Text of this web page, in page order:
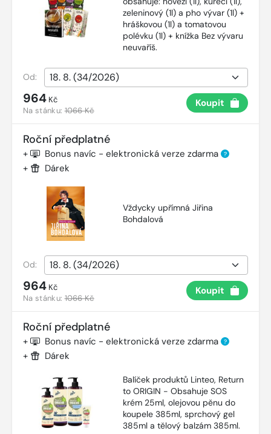
zeleninový (1l) a pho vývar (1l) +
hráškovou (1l) a tomatovou
polévku (1l) + knížka Bez vývaru
neuvaříš.
Od:
964 Kč
Na stánku:1066 Kč
Koupit
Roční předplatné
+ Bonus navíc - elektronická verze zdarma ?
+ Dárek
Vždycky upřímná Jiřina
Bohdalová
Od:
964 Kč
Na stánku:1066 Kč
Koupit
Roční předplatné
+ Bonus navíc - elektronická verze zdarma ?
+ Dárek
Balíček produktů Linteo, Return
to ORIGIN - Obsahuje SOS
krém 25ml, olejovou pěnu do
koupele 385ml, sprchový gel
385ml a tělový balzám 385ml.